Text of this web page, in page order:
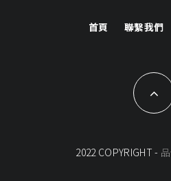
首頁 聯繫我們
2022 COPYRIGHT -